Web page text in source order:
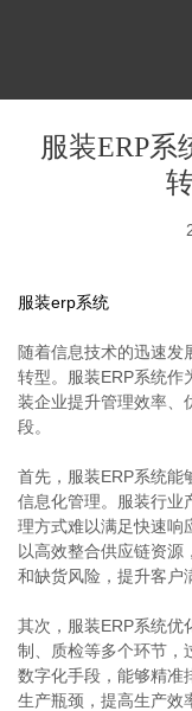
服装ERP
服装erp系统
随着信息技术的迅速发
转型。服装ERP系统作
装企业提升管理效率、
段。
首先，服装ERP系统能
信息化管理。服装行业
理方式难以满足快速响
以高效整合供应链资源
和缺货风险，提升客户
其次，服装ERP系统优
制、质检等多个环节，
数字化手段，能够精准
生产瓶颈，提高生产效